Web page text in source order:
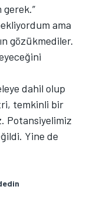
ama
gözükmediler.
dahil olup
temkinli bir
Potansiyelimiz
Yine de